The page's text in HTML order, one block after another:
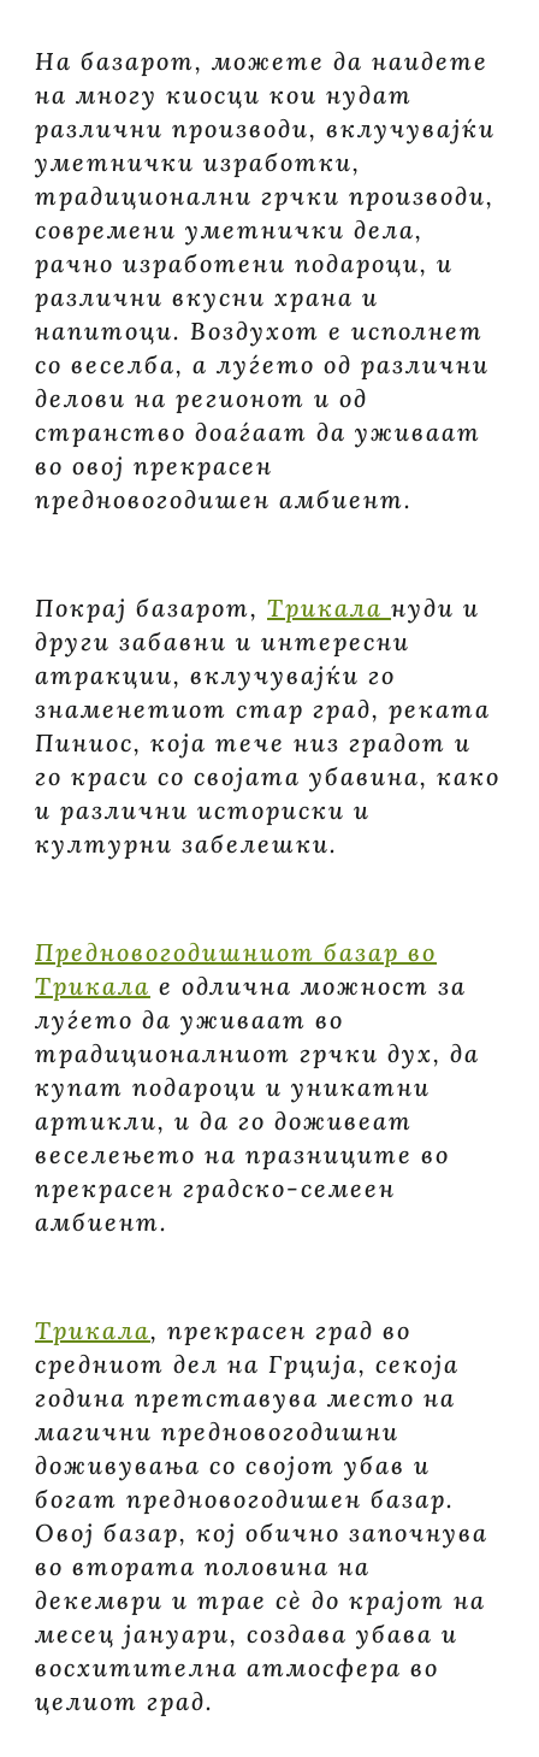
На базарот, можете да наидете
на многу киосци кои нудат
различни производи, вклучувајќи
уметнички изработки,
традиционални грчки производи,
современи уметнички дела,
рачно изработени подароци, и
различни вкусни храна и
напитоци. Воздухот е исполнет
со веселба, а луѓето од различни
делови на регионот и од
странство доаѓаат да уживаат
во овој прекрасен
предновогодишен амбиент.
Покрај базарот, Трикала нуди и
други забавни и интересни
атракции, вклучувајќи го
знаменетиот стар град, реката
Пиниос, која тече низ градот и
го краси со својата убавина, како
и различни историски и
културни забелешки.
Предновогодишниот базар во
Трикала е одлична можност за
луѓето да уживаат во
традиционалниот грчки дух, да
купат подароци и уникатни
артикли, и да го доживеат
веселењето на празниците во
прекрасен градско-семеен
амбиент.
Трикала, прекрасен град во
средниот дел на Грција, секоја
година претставува место на
магични предновогодишни
доживувања со својот убав и
богат предновогодишен базар.
Овој базар, кој обично започнува
во втората половина на
декември и трае сè до крајот на
месец јануари, создава убава и
восхитителна атмосфера во
целиот град.